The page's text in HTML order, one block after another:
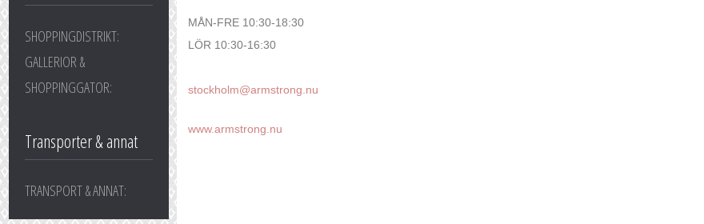
SHOPPINGDISTRIKT:
GALLERIOR &
SHOPPINGGATOR:
Transporter & annat
TRANSPORT & ANNAT:
MÅN-FRE 10:30-18:30
LÖR 10:30-16:30
stockholm@armstrong.nu
www.armstrong.nu